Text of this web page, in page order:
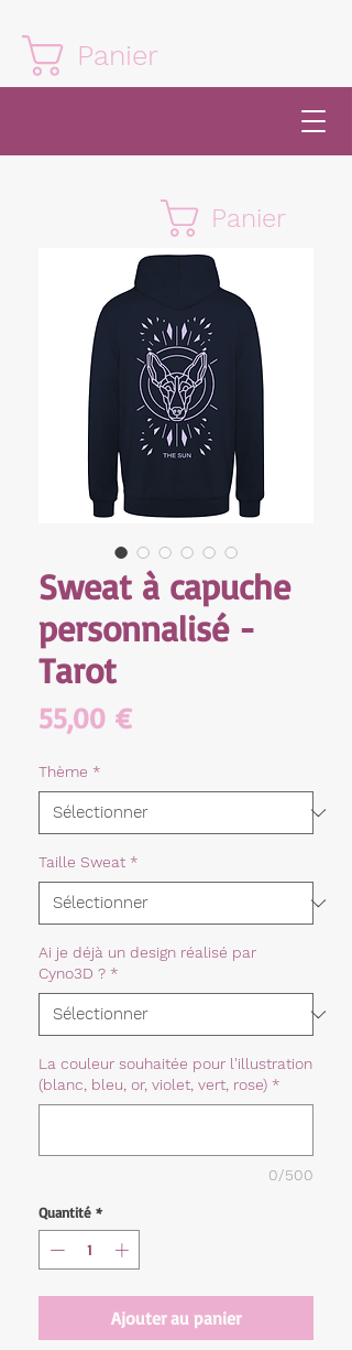
Panier
Panier
Sweat à capuche
personnalisé -
Tarot
55,00 €Prix
Thème *
Taille Sweat *
Ai je déjà un design réalisé par
Cyno3D ? *
La couleur souhaitée pour l'illustration
(blanc, bleu, or, violet, vert, rose) *
0/500
Quantité *
Ajouter au panier